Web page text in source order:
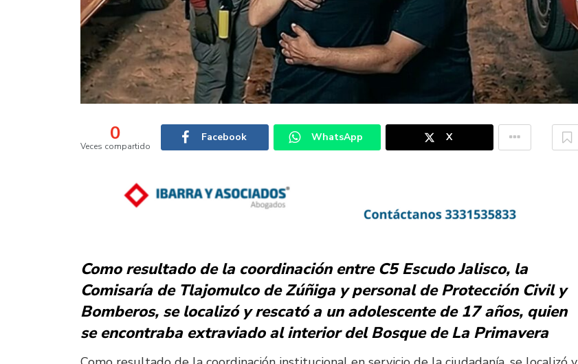
0
Veces compartido
Facebook WhatsApp X
Como resultado de la coordinación entre C5 Escudo Jalisco, la
Comisaría de Tlajomulco de Zúñiga y personal de Protección Civil y
Bomberos, se localizó y rescató a un adolescente de 17 años, quien
se encontraba extraviado al interior del Bosque de La Primavera